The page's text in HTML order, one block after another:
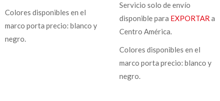
Colores disponibles en el
marco porta precio: blanco y
negro.
Servicio solo de envío
disponible para EXPORTAR a
Centro América.
Colores disponibles en el
marco porta precio: blanco y
negro.